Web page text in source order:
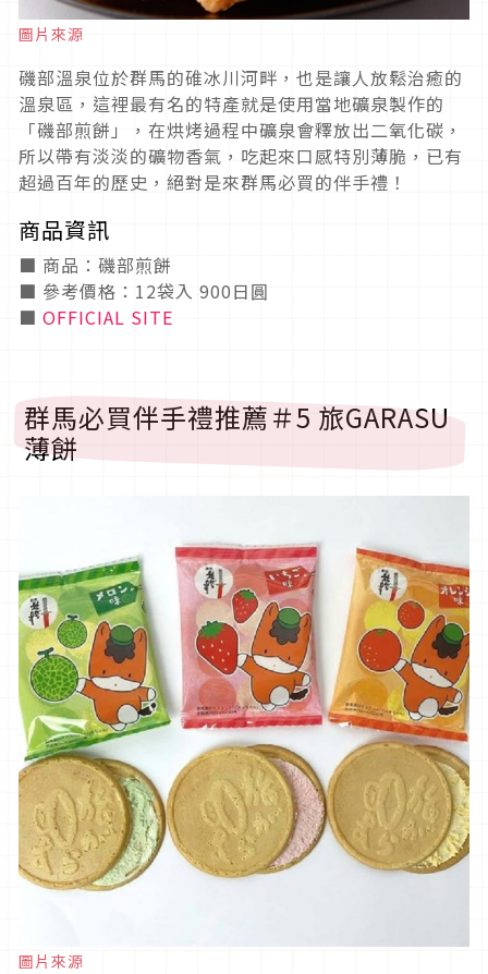
圖片來源
磯部溫泉位於群馬的碓冰川河畔，也是讓人放鬆治癒的
溫泉區，這裡最有名的特產就是使用當地礦泉製作的
「磯部煎餅」，在烘烤過程中礦泉會釋放出二氧化碳，
所以帶有淡淡的礦物香氣，吃起來口感特別薄脆，已有
超過百年的歷史，絕對是來群馬必買的伴手禮！
商品資訊
■ 商品：磯部煎餅
■ 參考價格：12袋入 900日圓
■ OFFICIAL SITE
群馬必買伴手禮推薦＃5 旅GARASU
薄餅
圖片來源